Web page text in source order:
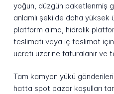
yoğun, düzgün paketlenmiş
anlamlı şekilde daha yüksek
platform alma, hidrolik
teslimatı veya iç teslimat
ücreti üzerine faturalanır ve
Tam kamyon yükü
hatta spot pazar koşulları